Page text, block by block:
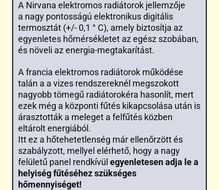
A Nirvana elektromos radiátorok jellemzője
a nagy pontosságú elektronikus digitális
termosztát (+/- 0,1 ° C), amely biztosítja az
egyenletes hőmérsékletet az egész szobában,
és növeli az energia-megtakarítást.
A francia elektromos radiátorok működése
talán a a vizes rendszereknél megszokott
nagyobb tömegű radiátorokéra hasonlít, mert
ezek még a központi fűtés kikapcsolása után is
árasztották a meleget a felfűtés közben
eltárolt energiából.
Itt ez a hőtehetetlenség már ellenőrzött és
szabályzott, mellyel elérhető, hogy a nagy
felületű panel rendkívül egyenletesen adja le a
helyiség fűtéséhez szükséges
hőmennyiséget!